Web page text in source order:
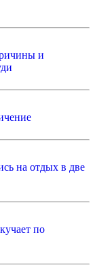
и
на отдых в две
по